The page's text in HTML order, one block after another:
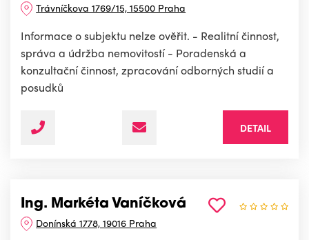
Trávníčkova 1769/15, 15500 Praha
Informace o subjektu nelze ověřit. - Realitní činnost,
správa a údržba nemovitostí - Poradenská a
konzultační činnost, zpracování odborných studií a
posudků
DETAIL
Ing. Markéta Vaníčková
Donínská 1778, 19016 Praha